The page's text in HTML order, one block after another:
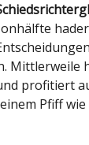
Mittlerweile
profitiert
Pfiff